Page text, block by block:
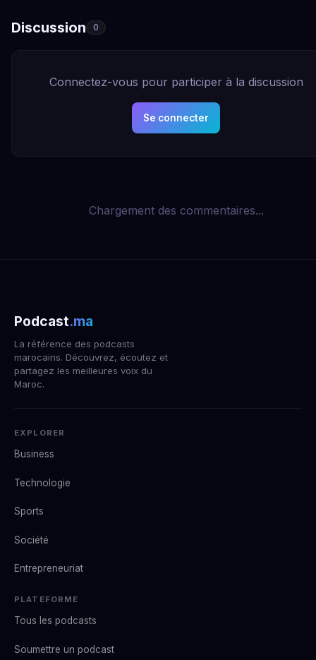
Discussion 0
Connectez-vous pour participer à la discussion
Se connecter
Chargement des commentaires...
Podcast.ma
La référence des podcasts
marocains. Découvrez, écoutez et
partagez les meilleures voix du
Maroc.
EXPLORER
Business
Technologie
Sports
Société
Entrepreneuriat
PLATEFORME
Tous les podcasts
Soumettre un podcast